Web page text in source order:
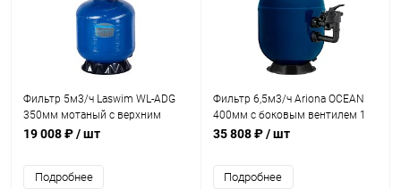
Фильтр 5м3/ч Laswim WL-ADG
350мм мотаный с верхним
вентилем 1 1/2" (WL-ADG350)
19 008 ₽/ шт
Подробнее
Фильтр 6,5м3/ч Ariona OCEAN
400мм с боковым вентилем 1
1/2" (FDOC400TR01)
35 808 ₽/ шт
Подробнее